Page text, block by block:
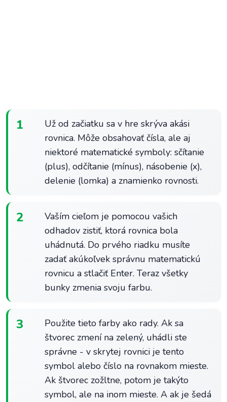
1
Už od začiatku sa v hre skrýva akási
rovnica. Môže obsahovať čísla, ale aj
niektoré matematické symboly: sčítanie
(plus), odčítanie (mínus), násobenie (x),
delenie (lomka) a znamienko rovnosti.
2
Vaším cieľom je pomocou vašich
odhadov zistiť, ktorá rovnica bola
uhádnutá. Do prvého riadku musíte
zadať akúkoľvek správnu matematickú
rovnicu a stlačiť Enter. Teraz všetky
bunky zmenia svoju farbu.
3
Použite tieto farby ako rady. Ak sa
štvorec zmení na zelený, uhádli ste
správne - v skrytej rovnici je tento
symbol alebo číslo na rovnakom mieste.
Ak štvorec zožltne, potom je takýto
symbol, ale na inom mieste. A ak je šedá